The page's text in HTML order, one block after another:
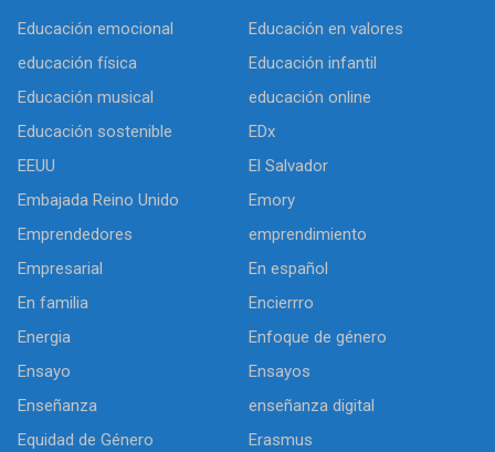
Educación emocional
Educación en valores
educación física
Educación infantil
Educación musical
educación online
Educación sostenible
EDx
EEUU
El Salvador
Embajada Reino Unido
Emory
Emprendedores
emprendimiento
Empresarial
En español
En familia
Encierrro
Energia
Enfoque de género
Ensayo
Ensayos
Enseñanza
enseñanza digital
Equidad de Género
Erasmus